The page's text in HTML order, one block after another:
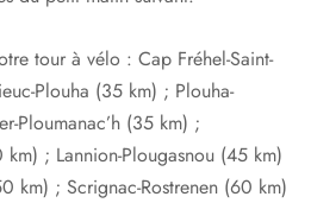
tour à vélo : Cap Fréhel-Saint-
Plouha (35 km) ; Plouha-
Ploumanac’h (35 km) ;
km) ; Lannion-Plougasnou (45 km)
km) ; Scrignac-Rostrenen (60 km)